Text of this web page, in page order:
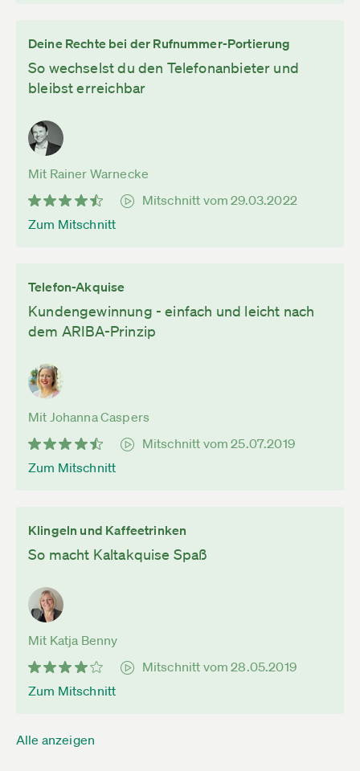
Deine Rechte bei der Rufnummer-Portierung
So wechselst du den Telefonanbieter und
bleibst erreichbar
Mit Rainer Warnecke
Mitschnitt vom 29.03.2022
Zum Mitschnitt
Telefon-Akquise
Kundengewinnung - einfach und leicht nach
dem ARIBA-Prinzip
Mit Johanna Caspers
Mitschnitt vom 25.07.2019
Zum Mitschnitt
Klingeln und Kaffeetrinken
So macht Kaltakquise Spaß
Mit Katja Benny
Mitschnitt vom 28.05.2019
Zum Mitschnitt
Alle anzeigen